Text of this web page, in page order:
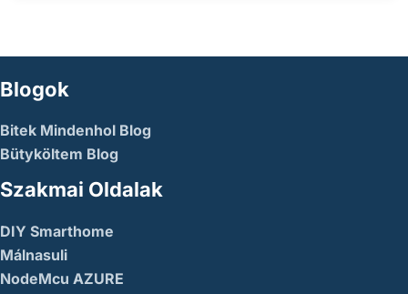
Blogok
Bitek Mindenhol Blog
Bütyköltem Blog
Szakmai Oldalak
DIY Smarthome
Málnasuli
NodeMcu AZURE